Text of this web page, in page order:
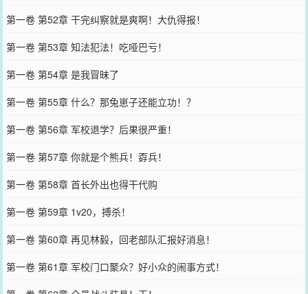
第一卷 第52章 干完纠察就是爽啊！大仇得报！
第一卷 第53章 知法犯法！吃哑巴亏！
第一卷 第54章 是我冒昧了
第一卷 第55章 什么？那兔崽子还能立功！？
第一卷 第56章 军校退学？后果很严重！
第一卷 第57章 你就是个熊兵！孬兵！
第一卷 第58章 首长外出也得干代购
第一卷 第59章 1v20，搏杀！
第一卷 第60章 再见林毅，回老部队汇报好消息！
第一卷 第61章 军校门口聚众？好小众的闹事方式！